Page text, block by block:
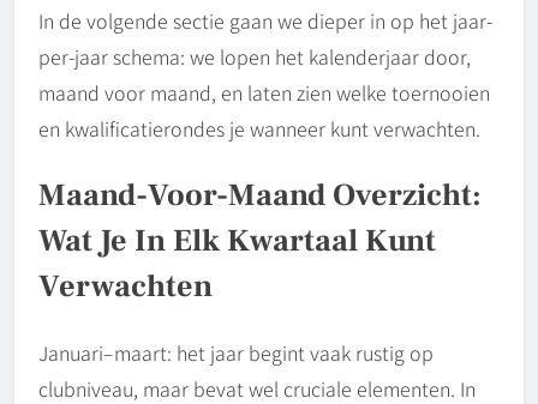
In de volgende sectie gaan we dieper in op het jaar-
per-jaar schema: we lopen het kalenderjaar door,
maand voor maand, en laten zien welke toernooien
en kwalificatierondes je wanneer kunt verwachten.
Maand-Voor-Maand Overzicht:
Wat Je In Elk Kwartaal Kunt
Verwachten
Januari–maart: het jaar begint vaak rustig op
clubniveau, maar bevat wel cruciale elementen. In